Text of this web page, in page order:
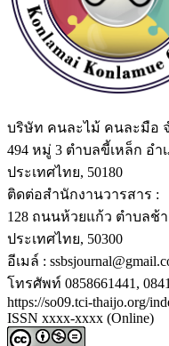
บริษัท คนละไม้ คนละมือ
494 หมู่ 3 ตำบลขี้เหล็ก อำ
ประเทศไทย, 50180
ติดต่อสำนักงานวารสาร :
128 ถนนห้วยแก้ว ตำบลช้า
ประเทศไทย, 50300
อีเมล์ :
โทรศัพท์ 0858661441,
https://so09.tci-thaijo.org/
ISSN xxxx-xxxx (Online)